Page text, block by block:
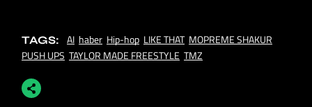
TAGS: AI haber Hip-hop LIKE THAT MOPREME SHAKUR
PUSH UPS TAYLOR MADE FREESTYLE TMZ